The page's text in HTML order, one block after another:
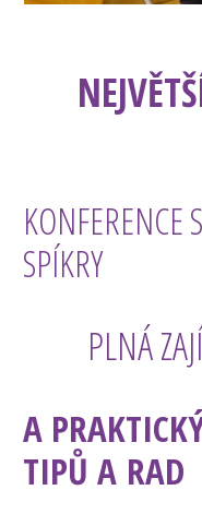
SPÍKRY
PLNÁ
A
TIPŮ A RAD